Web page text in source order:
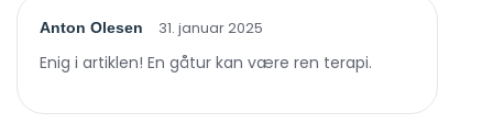
Anton Olesen 31. januar 2025
Enig i artiklen! En gåtur kan være ren terapi.